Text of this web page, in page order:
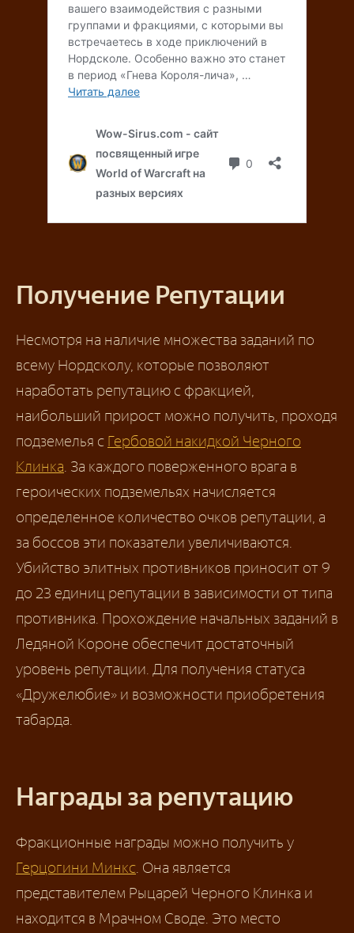
Получение Репутации
Несмотря на наличие множества заданий по
всему Нордсколу, которые позволяют
наработать репутацию с фракцией,
наибольший прирост можно получить, проходя
подземелья с Гербовой накидкой Черного
Клинка. За каждого поверженного врага в
героических подземельях начисляется
определенное количество очков репутации, а
за боссов эти показатели увеличиваются.
Убийство элитных противников приносит от 9
до 23 единиц репутации в зависимости от типа
противника. Прохождение начальных заданий в
Ледяной Короне обеспечит достаточный
уровень репутации. Для получения статуса
«Дружелюбие» и возможности приобретения
табарда.
Награды за репутацию
Фракционные награды можно получить у
Герцогини Минкс. Она является
представителем Рыцарей Черного Клинка и
находится в Мрачном Своде. Это место